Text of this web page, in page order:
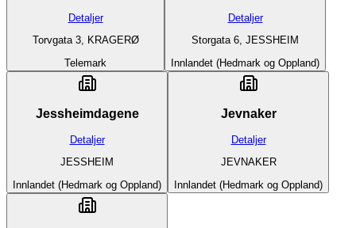
Detaljer
Torvgata 3, KRAGERØ
Telemark
Detaljer
Storgata 6, JESSHEIM
Innlandet (Hedmark og Oppland)
Jessheimdagene
Detaljer
JESSHEIM
Innlandet (Hedmark og Oppland)
Jevnaker
Detaljer
JEVNAKER
Innlandet (Hedmark og Oppland)